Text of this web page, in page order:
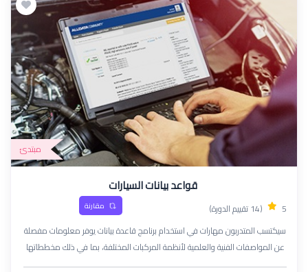
مبتدئ
قواعد بيانات السيارات
5 (14 تقييم الدورة) مقارنة
سيكتسب المتدربون مهارات في استخدام برنامج قاعدة بيانات يوفر معلومات مفصلة
عن المواصفات الفنية والعلمية لأنظمة المركبات المختلفة، بما في ذلك مخططاتها
الكهربائية والميكانيكية.